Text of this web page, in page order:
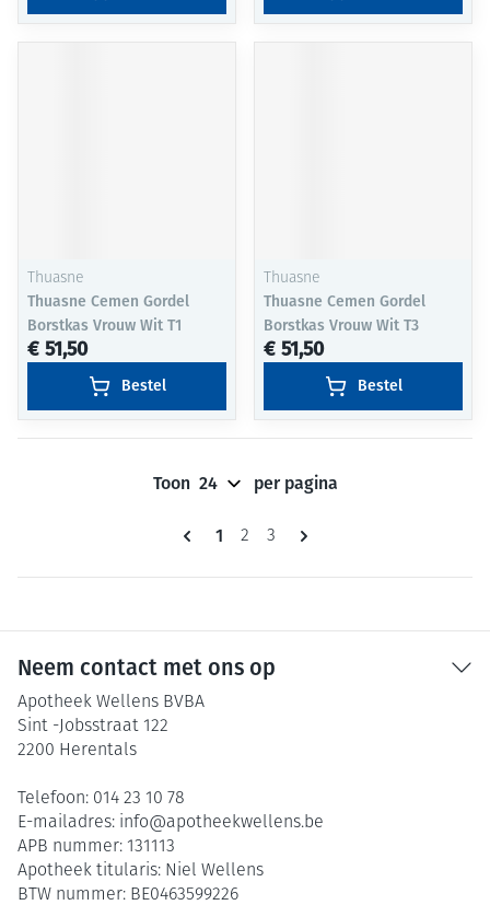
Thuasne
Thuasne Cemen Gordel
Borstkas Vrouw Wit T1
€ 51,50
Bestel
Thuasne
Thuasne Cemen Gordel
Borstkas Vrouw Wit T3
€ 51,50
Bestel
Pagina's
U lees momenteel pagina
1 Pagina
2 Pagina
3
Toon per pagina
Neem contact met ons op
Apotheek Wellens BVBA
Sint -Jobsstraat 122
2200 Herentals
Telefoon: 014 23 10 78
E-mailadres: info@apotheekwellens.be
APB nummer: 131113
Apotheek titularis: Niel Wellens
BTW nummer: BE0463599226